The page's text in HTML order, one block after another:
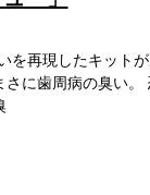
を再現したキット
に歯周病の臭い